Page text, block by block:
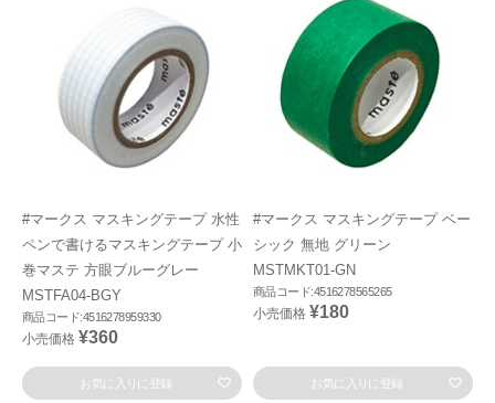
#マークス マスキングテープ 水性
ペンで書けるマスキングテープ 小
巻マステ 方眼ブルーグレー
MSTFA04-BGY
商品コード:4516278959330
小売価格 ¥360
お気に入りに登録
#マークス マスキングテープ ベー
シック 無地 グリーン
MSTMKT01-GN
商品コード:4516278565265
小売価格 ¥180
お気に入りに登録